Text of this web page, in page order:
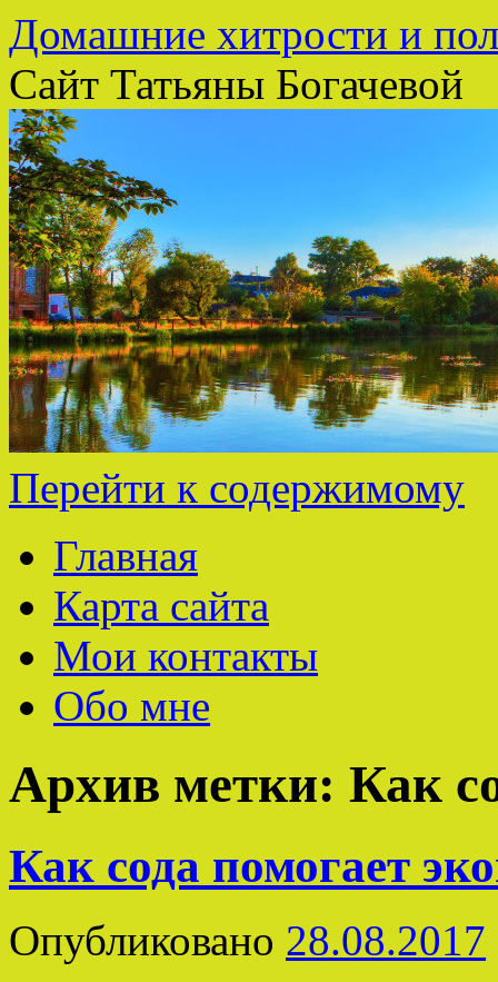
Домашние хитрости и
Сайт Татьяны Богачевой
Перейти к содержимому
Главная
Карта сайта
Мои контакты
Обо мне
Архив метки: Как
Как сода помогает
Опубликовано 28.08.2017